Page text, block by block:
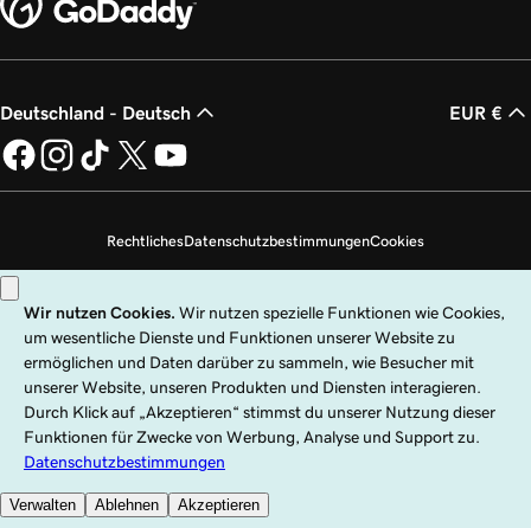
Deutschland - Deutsch EUR €
RechtlichesDatenschutzbestimmungenCookies
Copyright © 1999 – 2026 GoDaddy Operating Company, LLC. Alle Rechte
vorbehalten. Die Wortmarke GoDaddy ist eine eingetragene Marke von
„GO“-Logo ist eine eingetragene Marke von GoDaddy.com, LLC in den USA.
Die Nutzung dieser Website unterliegt ausdrücklichen Nutzungsbedingungen.
Die Nutzung dieser Website bedeutet die Zustimmung zu den
Nutzungsbedingungen